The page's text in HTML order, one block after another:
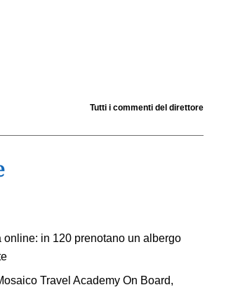
Tutti i commenti del direttore
online: in 120 prenotano un albergo
Travel Academy On Board,